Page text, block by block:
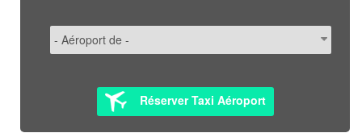
Réserver Taxi Aéroport